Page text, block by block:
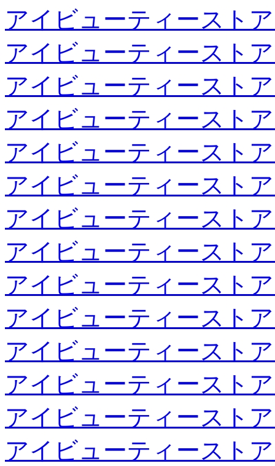
アイビューティースト
アイビューティースト
アイビューティースト
アイビューティースト
アイビューティースト
アイビューティースト
アイビューティースト
アイビューティースト
アイビューティースト
アイビューティースト
アイビューティースト
アイビューティースト
アイビューティースト
アイビューティースト